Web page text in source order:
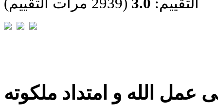
التقييم: 3.0 (2939 مرات التقييم)
عمل الله و امتداد ملكوته